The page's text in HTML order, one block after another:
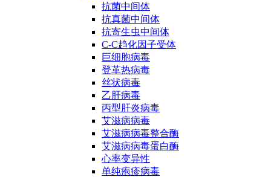
抗菌中间体
抗真菌中间体
抗寄生虫中间体
C-C趋化因子受体
巨细胞病毒
登革热病毒
丝状病毒
乙肝病毒
丙型肝炎病毒
艾滋病病毒
艾滋病病毒整合酶
艾滋病病毒蛋白酶
心率变异性
单纯疱疹病毒